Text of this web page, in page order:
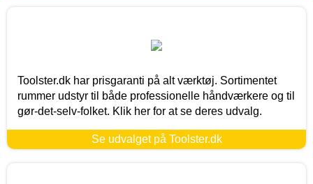
Toolster.dk har prisgaranti på alt værktøj. Sortimentet
rummer udstyr til både professionelle håndværkere og til
gør-det-selv-folket. Klik her for at se deres udvalg.
Se udvalget på Toolster.dk